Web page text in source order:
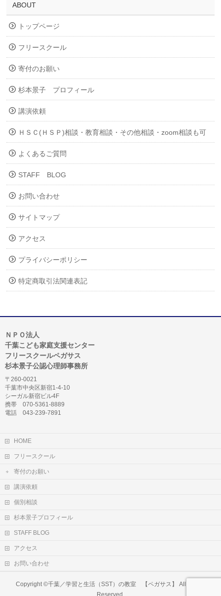
ABOUT
トップページ
フリースクール
寄付のお願い
杉本景子 プロフィール
講演依頼
ＨＳＣ(ＨＳＰ)相談・教育相談・その他相談・zoom相談も可
よくあるご質問
STAFF BLOG
お問い合わせ
サイトマップ
アクセス
プライバシーポリシー
特定商取引法関連表記
ＮＰＯ法人
千葉こども家庭支援センター
フリースクールペガサス
杉本景子公認心理師事務所
〒260-0021
千葉市中央区新宿1-4-10
シーガル新宿ビル4F
携帯 070-5361-8889
電話 043-239-7891
HOME
フリースクール
寄付のお願い
講演依頼
個別相談
杉本景子プロフィール
STAFF BLOG
アクセス
お問い合わせ
Copyright ©千葉／学習と生活（SST）の教室 【ペガサス】
All Rights
Reserved.